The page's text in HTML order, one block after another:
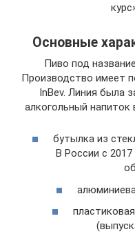
Основные
Пиво под
Производство имеет
InBev. Линия была
алкогольный напиток
бутылка из
В России с